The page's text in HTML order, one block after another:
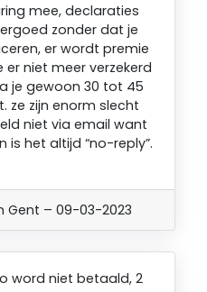
mee, declaraties
zonder dat je
er wordt premie
niet meer verzekerd
je gewoon 30 tot 45
ze zijn enorm slecht
niet via email want
is het altijd “no-reply”.
Gent – 09-03-2023
word niet betaald, 2